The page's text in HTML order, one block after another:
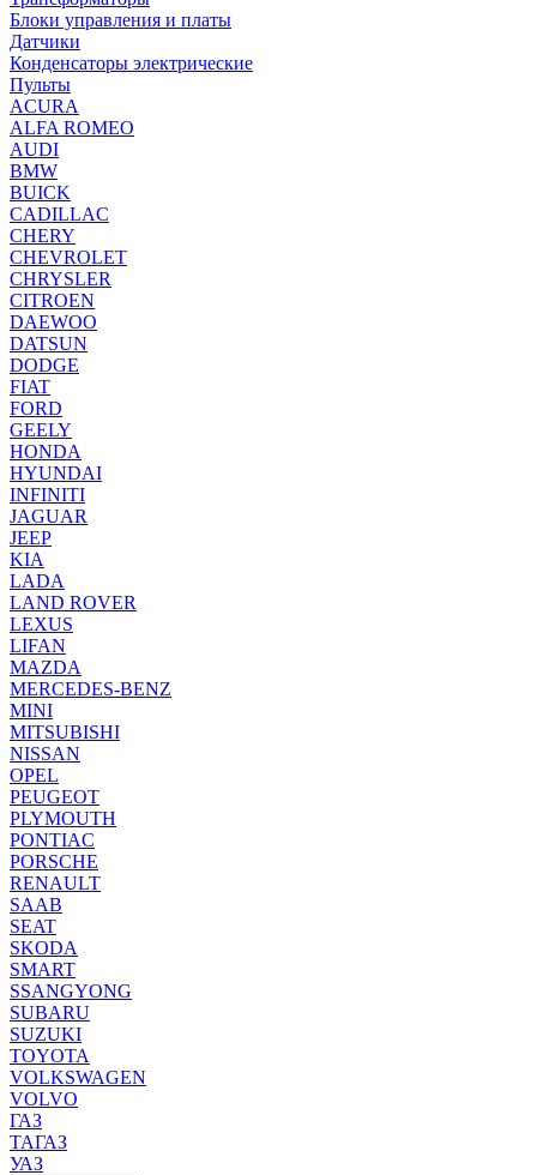
Блоки управления и платы
Датчики
Конденсаторы электрические
Пульты
ACURA
ALFA ROMEO
AUDI
BMW
BUICK
CADILLAC
CHERY
CHEVROLET
CHRYSLER
CITROEN
DAEWOO
DATSUN
DODGE
FIAT
FORD
GEELY
HONDA
HYUNDAI
INFINITI
JAGUAR
JEEP
KIA
LADA
LAND ROVER
LEXUS
LIFAN
MAZDA
MERCEDES-BENZ
MINI
MITSUBISHI
NISSAN
OPEL
PEUGEOT
PLYMOUTH
PONTIAC
PORSCHE
RENAULT
SAAB
SEAT
SKODA
SMART
SSANGYONG
SUBARU
SUZUKI
TOYOTA
VOLKSWAGEN
VOLVO
ГАЗ
ТАГАЗ
УАЗ